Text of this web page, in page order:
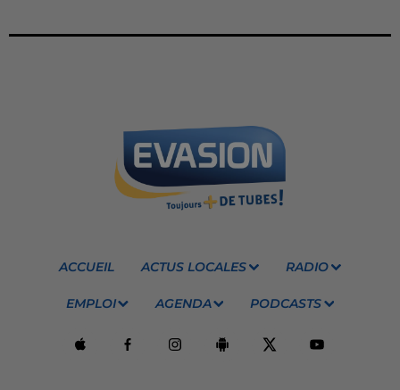
ACCUEIL ACTUS LOCALES RADIO
EMPLOI AGENDA PODCASTS